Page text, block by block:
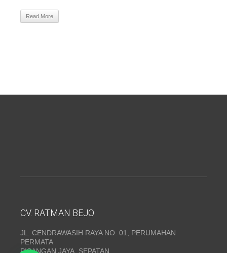
Read More
CV. RATMAN BEJO
JL. CENDRAWASIH RAYA NO. 01, PERUMAHAN
PERMATA
PISANGAN JAYA, SEPATAN